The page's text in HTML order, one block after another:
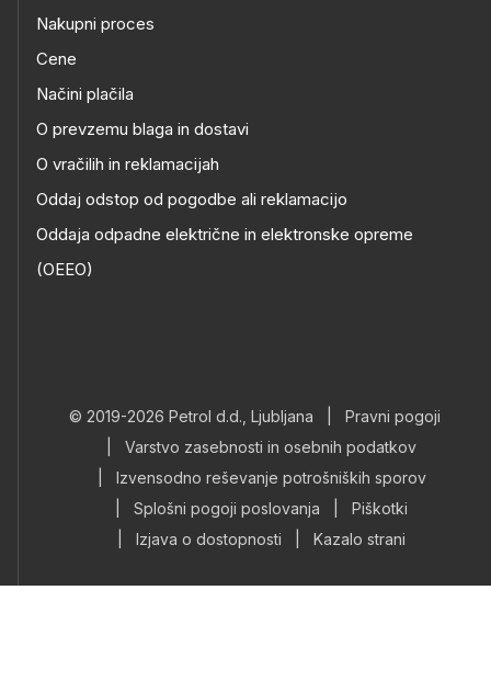
Nakupni proces
Cene
Načini plačila
O prevzemu blaga in dostavi
O vračilih in reklamacijah
Oddaj odstop od pogodbe ali reklamacijo
Oddaja odpadne električne in elektronske opreme
(OEEO)
© 2019-2026 Petrol d.d., Ljubljana
Pravni pogoji
Varstvo zasebnosti in osebnih podatkov
Izvensodno reševanje potrošniških sporov
Splošni pogoji poslovanja
Piškotki
Izjava o dostopnosti Kazalo strani